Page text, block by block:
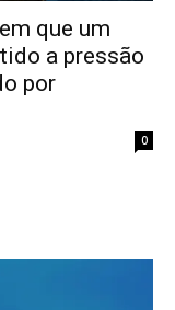
que um
a pressão
por
0